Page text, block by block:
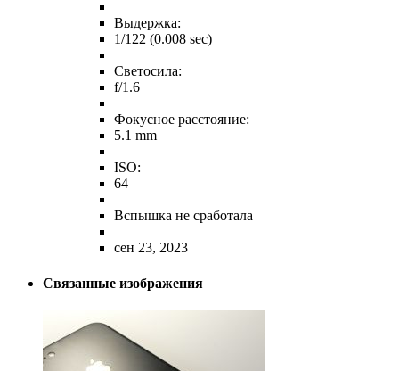
Выдержка:
1/122 (0.008 sec)
Светосила:
f/1.6
Фокусное расстояние:
5.1 mm
ISO:
64
Вспышка не сработала
сен 23, 2023
Связанные изображения